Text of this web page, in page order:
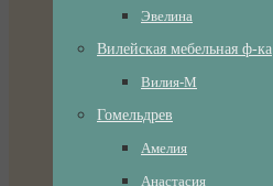
Эвелина
Вилейская мебельная ф-ка
Вилия-М
Гомельдрев
Амелия
Анастасия